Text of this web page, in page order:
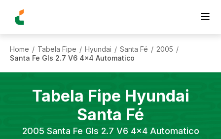
Home / Tabela Fipe / Hyundai / Santa Fé / 2005 /
Santa Fe Gls 2.7 V6 4x4 Automatico
Tabela Fipe Hyundai
Santa Fé
2005 Santa Fe Gls 2.7 V6 4x4 Automatico